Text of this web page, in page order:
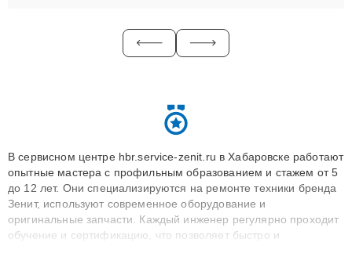
В сервисном центре hbr.service-zenit.ru в Хабаровске работают
опытные мастера с профильным образованием и стажем от 5
до 12 лет. Они специализируются на ремонте техники бренда
Зенит, используют современное оборудование и
оригинальные запчасти. Каждый инженер регулярно проходит
обучение и сертификацию, что позволяет быстро и